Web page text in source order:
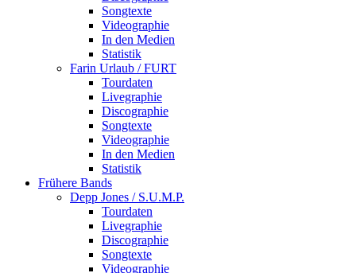
Songtexte
Videographie
In den Medien
Statistik
Farin Urlaub / FURT
Tourdaten
Livegraphie
Discographie
Songtexte
Videographie
In den Medien
Statistik
Frühere Bands
Depp Jones / S.U.M.P.
Tourdaten
Livegraphie
Discographie
Songtexte
Videographie